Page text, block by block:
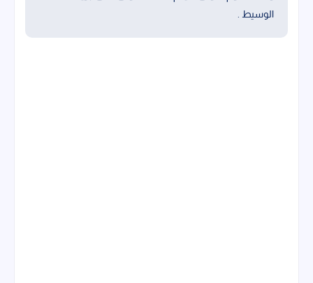
الوسيط .